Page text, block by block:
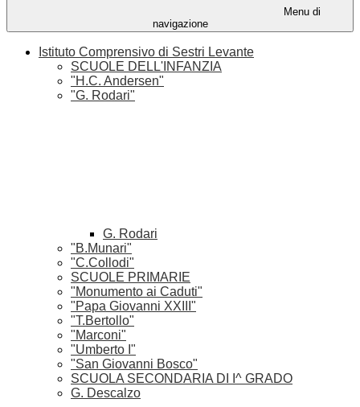
Menu di
navigazione
Istituto Comprensivo di Sestri Levante
SCUOLE DELL'INFANZIA
"H.C. Andersen"
"G. Rodari"
G. Rodari
"B.Munari"
"C.Collodi"
SCUOLE PRIMARIE
"Monumento ai Caduti"
"Papa Giovanni XXIII"
"T.Bertollo"
"Marconi"
"Umberto I"
"San Giovanni Bosco"
SCUOLA SECONDARIA DI I^ GRADO
G. Descalzo